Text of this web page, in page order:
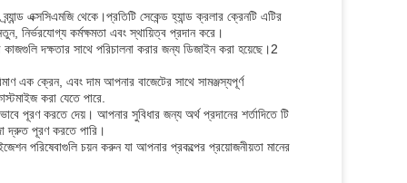
এক্সসিএমজি থেকে।প্রতিটি সেকেন্ড হ্যান্ড ক্রলার ক্রেনটি এটির
নির্ভরযোগ্য কর্মক্ষমতা এবং স্থায়িত্ব প্রদান করে।
দক্ষতার সাথে পরিচালনা করার জন্য ডিজাইন করা হয়েছে।2
এক ক্রেন, এবং দাম আপনার বাজেটের সাথে সামঞ্জস্যপূর্ণ
করা যেতে পারে.
পূরণ করতে দেয়। আপনার সুবিধার জন্য অর্থ প্রদানের শর্তাদিতে টি
দ্রুত পূরণ করতে পারি।
পরিষেবাগুলি চয়ন করুন যা আপনার প্রকল্পের প্রয়োজনীয়তা মানের